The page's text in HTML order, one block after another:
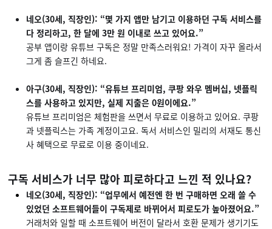
네오(30세, 직장인): “몇 가지 앱만 남기고 이용하던 구독 서비스를
다 정리하고, 한 달에 3만 원 이내로 쓰고 있어요.”
공부 앱이랑 유튜브 구독은 정말 만족스러워요! 가격이 자꾸 올라서
그게 좀 슬프긴 하네요.
아구(30세, 직장인): “유튜브 프리미엄, 쿠팡 와우 멤버십, 넷플릭
스를 사용하고 있지만, 실제 지출은 0원이에요.”
유튜브 프리미엄은 체험판을 쓰면서 무료로 이용하고 있어요. 쿠팡
과 넷플릭스는 가족 계정이고요. 독서 서비스인 밀리의 서재도 통신
사 혜택으로 무료로 이용 중이네요.
구독 서비스가 너무 많아 피로하다고 느낀 적 있나요?
네오(30세, 직장인): “업무에서 예전엔 한 번 구매하면 오래 쓸 수
있었던 소프트웨어들이 구독제로 바뀌어서 피로도가 높아졌어요.”
거래처와 일할 때 소프트웨어 버전이 달라서 호환 문제가 생기기도